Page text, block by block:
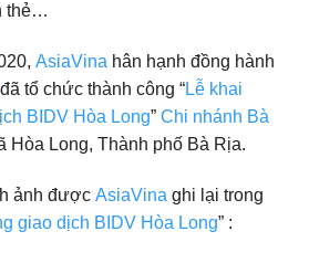
thẻ…
AsiaVina hân hạnh đồng hành
đã tổ chức thành công “Lễ khai
BIDV Hòa Long” Chi nhánh Bà
Hòa Long, Thành phố Bà Rịa.
ảnh được AsiaVina ghi lại trong
giao dịch BIDV Hòa Long” :